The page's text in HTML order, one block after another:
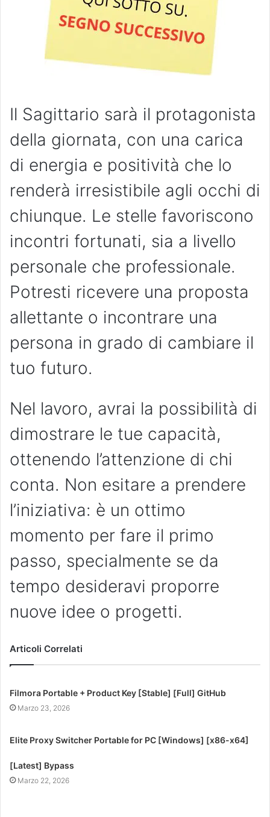
Il Sagittario sarà il protagonista
della giornata, con una carica
di energia e positività che lo
renderà irresistibile agli occhi di
chiunque. Le stelle favoriscono
incontri fortunati, sia a livello
personale che professionale.
Potresti ricevere una proposta
allettante o incontrare una
persona in grado di cambiare il
tuo futuro.
Nel lavoro, avrai la possibilità di
dimostrare le tue capacità,
ottenendo l’attenzione di chi
conta. Non esitare a prendere
l’iniziativa: è un ottimo
momento per fare il primo
passo, specialmente se da
tempo desideravi proporre
nuove idee o progetti.
Articoli Correlati
Filmora Portable + Product Key [Stable] [Full] GitHub
Marzo 23, 2026
Elite Proxy Switcher Portable for PC [Windows] [x86-x64]
[Latest] Bypass
Marzo 22, 2026